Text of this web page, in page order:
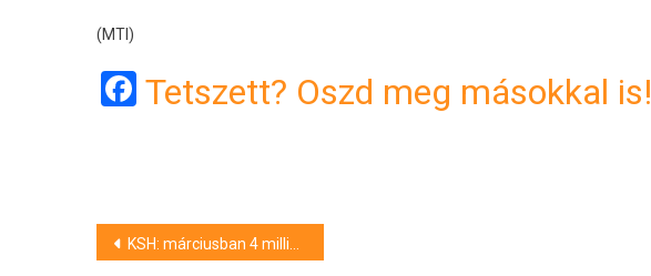
(MTI)
Facebook
Tetszett? Oszd meg másokkal is!
Bejegyzés
KSH: márciusban 4 millió 701 ezer fő volt a foglalkoztatottak száma, a munkanélküliségi ráta 4,3 százalék